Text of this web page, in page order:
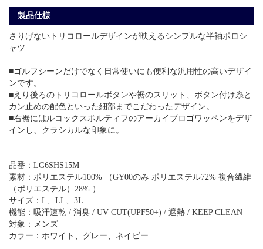
製品仕様
さりげないトリコロールデザインが映えるシンプルな半袖ポロシ
ャツ
■ゴルフシーンだけでなく日常使いにも便利な汎用性の高いデザイ
ンです。
■えり後ろのトリコロールボタンや裾のスリット、ボタン付け糸と
カン止めの配色といった細部までこだわったデザイン。
■右裾にはルコックスポルティフのアーカイブロゴワッペンをデザ
インし、クラシカルな印象に。
品番：LG6SHS15M
素材：ポリエステル100% （GY00のみ ポリエステル72% 複合繊維
（ポリエステル）28% ）
サイズ：L、LL、3L
機能：吸汗速乾 / 消臭 / UV CUT(UPF50+) / 遮熱 / KEEP CLEAN
対象：メンズ
カラー：ホワイト、グレー、ネイビー